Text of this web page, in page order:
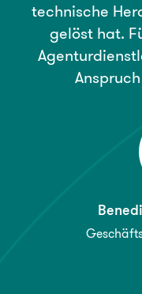
technische
gelöst hat.
Anspruch